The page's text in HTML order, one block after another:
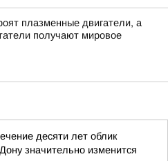
плазменные двигатели, а
получают мировое
десяти лет облик
значительно изменится